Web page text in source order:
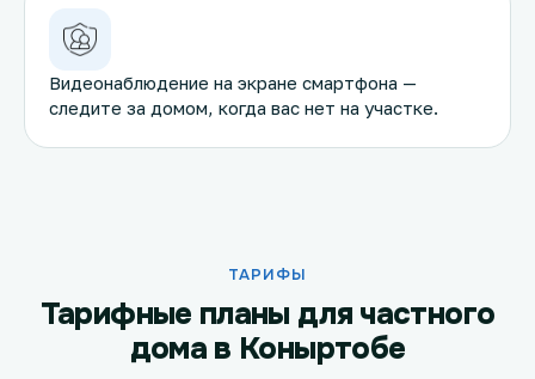
Видеонаблюдение на экране смартфона —
следите за домом, когда вас нет на участке.
ТАРИФЫ
Тарифные планы для частного
дома в Коныртобе